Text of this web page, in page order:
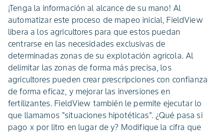
¡Tenga la información al alcance de su mano! Al
automatizar este proceso de mapeo inicial, FieldView
libera a los agricultores para que estos puedan
centrarse en las necesidades exclusivas de
determinadas zonas de su explotación agrícola. Al
delimitar las zonas de forma más precisa, los
agricultores pueden crear prescripciones con confianza
de forma eficaz, y mejorar las inversiones en
fertilizantes. FieldView también le permite ejecutar lo
que llamamos "situaciones hipotéticas". ¿Qué pasa si
pago x por litro en lugar de y? Modifique la cifra que